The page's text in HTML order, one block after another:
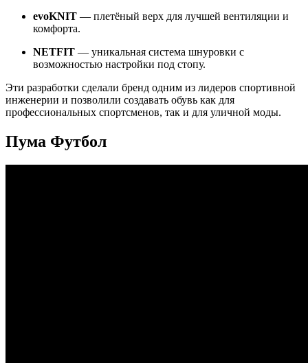
evoKNIT — плетёный верх для лучшей вентиляции и
комфорта.
NETFIT — уникальная система шнуровки с
возможностью настройки под стопу.
Эти разработки сделали бренд одним из лидеров спортивной
инженерии и позволили создавать обувь как для
профессиональных спортсменов, так и для уличной моды.
Пума Футбол